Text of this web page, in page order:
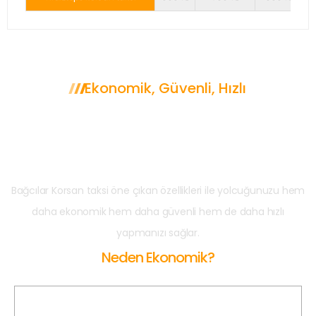
Ekonomik, Güvenli, Hızlı
Bağcılar Korsan taksi öne çıkan özellikleri ile yolcuğunuzu hem
daha ekonomik hem daha güvenli hem de daha hızlı
yapmanızı sağlar.
Neden Ekonomik?